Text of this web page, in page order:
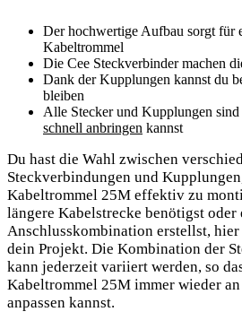
Der hochwertige Aufbau sorgt für
Kabeltrommel
Die Cee Steckverbinder machen
Dank der Kupplungen kannst du
bleiben
Alle Stecker und Kupplungen
schnell anbringen kannst
Du hast die Wahl zwischen
Steckverbindungen und
Kabeltrommel 25M effektiv zu
längere Kabelstrecke benötigst oder
Anschlusskombination erstellst, hier
dein Projekt. Die Kombination der
kann jederzeit variiert werden, so
Kabeltrommel 25M immer wieder
anpassen kannst.